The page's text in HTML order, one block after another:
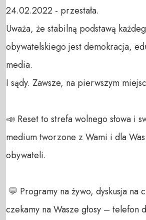
24.02.2022 - przestała.
Uważa, że stabilną podstawą
obywatelskiego jest demokracja,
media.
I sądy. Zawsze, na pierwszym
📣 Reset to strefa wolnego słowa i
medium tworzone z Wami i dla
obywateli.
czekamy na Wasze głosy – telefon